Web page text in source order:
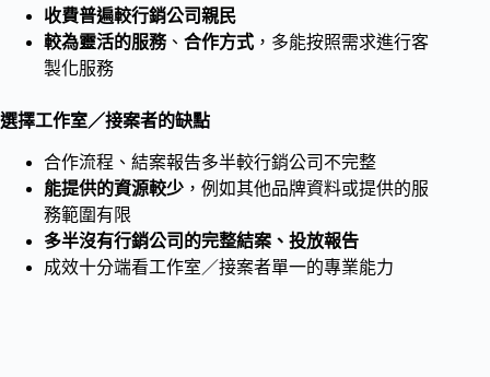
收費普遍較行銷公司親民
較為靈活的服務、 合作方式 ，多能按照需求進行客
製化服務
選擇工作室／接案者的缺點
合作流程、結案報告多半較行銷公司不完整
能提供的資源較少 ，例如其他品牌資料或提供的服
務範圍有限
多半沒有行銷公司的完整結案、投放報告
成效十分端看工作室／接案者單一的專業能力